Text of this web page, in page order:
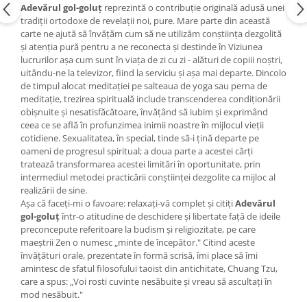
Oracol
Spiritualitate şi ştiinţă
Fără categorie
Cunoaștere
Adevărul gol-goluţ reprezintă o contribuţie originală adusă unei
tradiţii ortodoxe de revelaţii noi, pure. Mare parte din această
carte ne ajută să învăţăm cum să ne utilizăm conştiinţa dezgolită
şi atenţia pură pentru a ne reconecta şi destinde în Viziunea
lucrurilor aşa cum sunt în viaţa de zi cu zi - alături de copiii noştri,
uitându-ne la televizor, fiind la serviciu şi aşa mai departe. Dincolo
de timpul alocat meditaţiei pe salteaua de yoga sau perna de
meditaţie, trezirea spirituală include transcenderea condiţionării
obişnuite şi nesatisfăcătoare, învăţând să iubim şi exprimând
ceea ce se află în profunzimea inimii noastre în mijlocul vieţii
cotidiene. Sexualitatea, în special, tinde să-i ţină departe pe
oameni de progresul spiritual; a doua parte a acestei cărţi
tratează transformarea acestei limitări în oportunitate, prin
intermediul metodei practicării conştiinţei dezgolite ca mijloc al
realizării de sine.
Aşa că faceţi-mi o favoare: relaxaţi-vă complet şi citiţiAdevărul
gol-goluţîntr-o atitudine de deschidere şi libertate faţă de ideile
preconcepute referitoare la budism şi religiozitate, pe care
maeştrii Zen o numesc „minte de începător." Citind aceste
învăţături orale, prezentate în formă scrisă, îmi place să îmi
amintesc de sfatul filosofului taoist din antichitate, Chuang Tzu,
care a spus: „Voi rosti cuvinte nesăbuite şi vreau să ascultaţi în
mod nesăbuit."